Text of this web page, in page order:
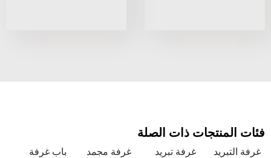
ذات الصلة
غرفة تبريد
غرفة مجمد
باب غرفة